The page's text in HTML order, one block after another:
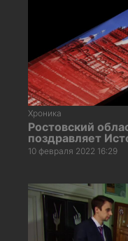
Хроника
Ростовский
поздравляет
10 февраля 2022 16:29